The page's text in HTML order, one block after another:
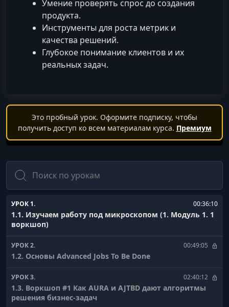
Умение проверять спрос до создания
продукта.
Инструменты для роста метрик и
качества решений.
Глубокое понимание клиентов и их
реальных задач.
Это пробный урок. Оформите подписку, чтобы
получить доступ ко всем материалам курса. Премиум
Поиск
УРОК 1. 00:36:10
1.1. Изучаем работу под микроскопом (1. Модуль 1. 1
воркшоп)
УРОК 2. 00:49:05
1.2. Основы Advanced Jobs To Be Done
УРОК 3. 02:40:12
1.3. Воркшоп #1 Как AURA и AJTBD дают алгоритмы
решения бизнес-задач